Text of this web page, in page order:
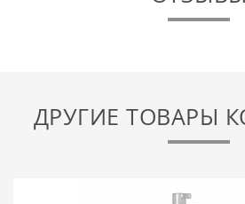
ДРУГИЕ ТОВАРЫ